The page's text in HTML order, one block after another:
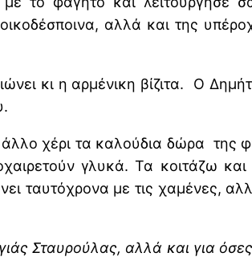
αλλά και της
κι η αρμένικη βίζιτα. Ο
χέρι τα καλούδια δώρα της
γλυκά. Τα κοιτάζω
ταυτόχρονα με τις χαμένες,
Σταυρούλας, αλλά και για